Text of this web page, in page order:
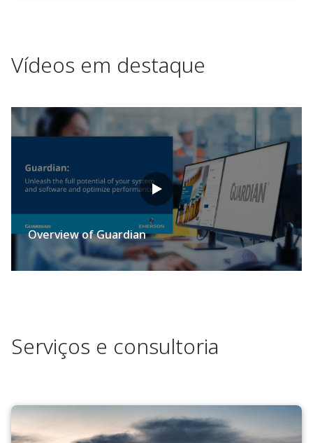
Vídeos em destaque
Overview of Guardian
Serviços e consultoria